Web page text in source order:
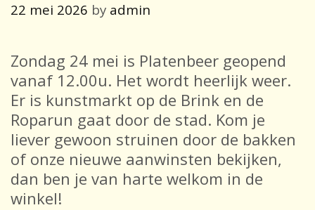
22 mei 2026 by admin
Zondag 24 mei is Platenbeer geopend
vanaf 12.00u. Het wordt heerlijk weer.
Er is kunstmarkt op de Brink en de
Roparun gaat door de stad. Kom je
liever gewoon struinen door de bakken
of onze nieuwe aanwinsten bekijken,
dan ben je van harte welkom in de
winkel!